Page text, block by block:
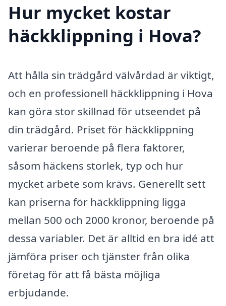
Hur mycket kostar
häckklippning i Hova?
Att hålla sin trädgård välvårdad är viktigt,
och en professionell häckklippning i Hova
kan göra stor skillnad för utseendet på
din trädgård. Priset för häckklippning
varierar beroende på flera faktorer,
såsom häckens storlek, typ och hur
mycket arbete som krävs. Generellt sett
kan priserna för häckklippning ligga
mellan 500 och 2000 kronor, beroende på
dessa variabler. Det är alltid en bra idé att
jämföra priser och tjänster från olika
företag för att få bästa möjliga
erbjudande.